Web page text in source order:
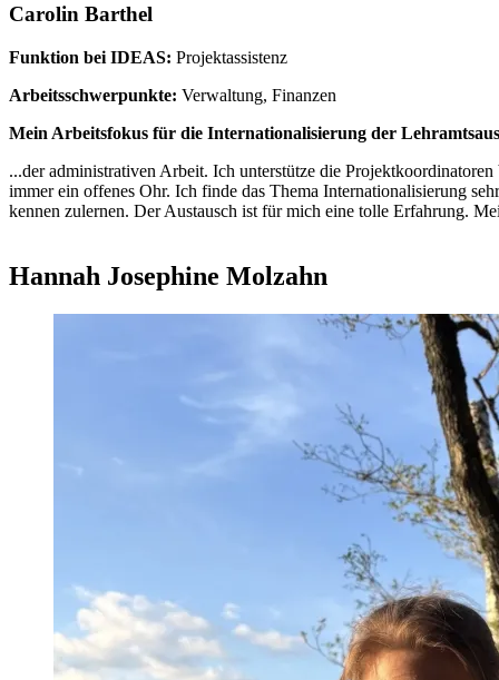
Carolin Barthel
Funktion bei IDEAS: Projektassistenz
Arbeitsschwerpunkte: Verwaltung, Finanzen
Mein Arbeitsfokus für die Internationalisierung der
...der administrativen Arbeit. Ich unterstütze die
immer ein offenes Ohr. Ich finde das Thema Internationalisierung
kennen zulernen. Der Austausch ist für mich eine tolle Erfahrung.
Hannah Josephine Molzahn